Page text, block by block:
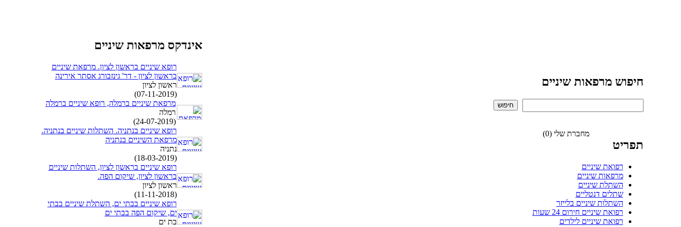
חיפוש מרפאות שיניים
מחברת שלי (0)
תפריט
רפואת שיניים
מרפאות שיניים
השתלת שיניים
שתלים דנטליים
השתלות שיניים בלייזר
רפואת שיניים חירום 24 שעות
רפואת שיניים לילדים
אינדקס מרפאות שיניים
רופא שיניים בראשון לציון. מרפאת שיניים
בראשון לציון - דר' גינזבורג אסתר אירינה
ראשון לציון
(07-11-2019)
מרפאת שיניים ברמלה, רופא שיניים ברמלה
רמלה
(24-07-2019)
רופא שיניים בנתניה. השתלות שיניים בנתניה.
מרפאת השיניים בנתניה
נתניה
(18-03-2019)
רופא שיניים בראשון לציון, השתלות שיניים
בראשון לציון, שיקום הפה.
ראשון לציון
(11-11-2018)
רופא שיניים בבתי ים, השתלת שיניים בבתי
ים, שיקום הפה בבתי ים
בת ים